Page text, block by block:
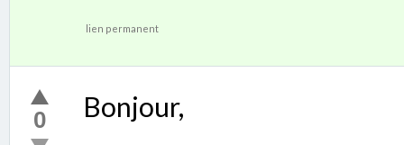
lien permanent
0
Bonjour,